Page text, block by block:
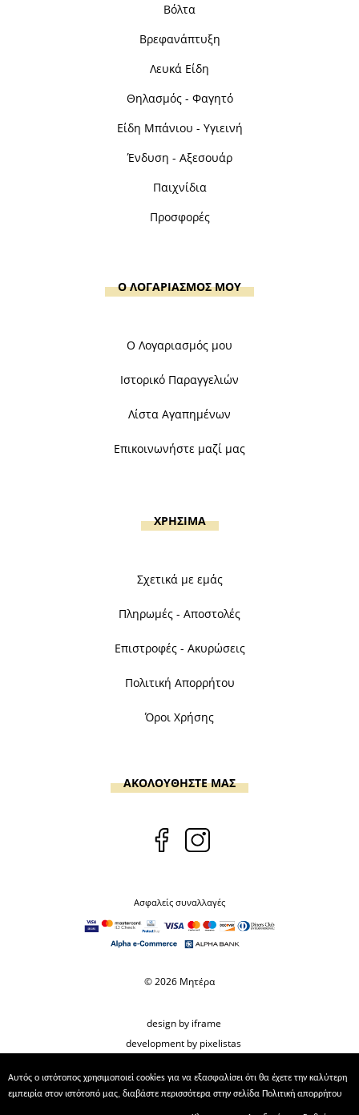
Βόλτα
Βρεφανάπτυξη
Λευκά Είδη
Θηλασμός - Φαγητό
Είδη Μπάνιου - Υγιεινή
Ένδυση - Αξεσουάρ
Παιχνίδια
Προσφορές
Ο ΛΟΓΑΡΙΑΣΜΟΣ ΜΟΥ
Ο Λογαριασμός μου
Ιστορικό Παραγγελιών
Λίστα Αγαπημένων
Επικοινωνήστε μαζί μας
ΧΡΗΣΙΜΑ
Σχετικά με εμάς
Πληρωμές - Αποστολές
Επιστροφές - Ακυρώσεις
Πολιτική Απορρήτου
Όροι Χρήσης
ΑΚΟΛΟΥΘΗΣΤΕ ΜΑΣ
Ασφαλείς συναλλαγές
© 2026 Μητέρα
design by iframe
development by pixelistas
Αυτός ο ιστότοπος χρησιμοποιεί cookies για να εξασφαλίσει ότι θα έχετε την καλύτερη
εμπειρία στον ιστότοπό μας, διαβάστε περισσότερα στην σελίδα Πολιτική απορρήτου